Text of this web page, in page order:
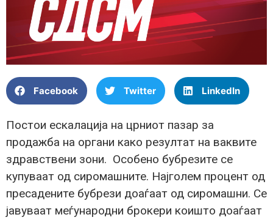
Facebook Twitter LinkedIn
Постои ескалација на црниот пазар за
продажба на органи како резултат на ваквите
здравствени зони. Особено бубрезите се
купуваат од сиромашните. Најголем процент од
пресадените бубрези доаѓаат од сиромашни. Се
јавуваат меѓународни брокери коишто доаѓаат